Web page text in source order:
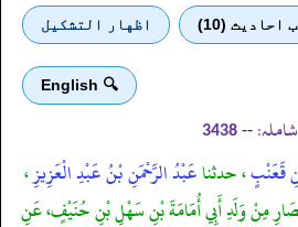
احادیث (10) اظهار التشكيل
🔍 English
--
3438
قَعَنْبٍ، حدثناعَبْدُ الرَّحْمَنِ بْنُ عَبْدِ الْعَزِيزِ،
مِنْ وَلَدِ أَبِي أُمَامَةَ بْنِ سَهْلِ بْنِ حُنَيْفٍ، عَنِ